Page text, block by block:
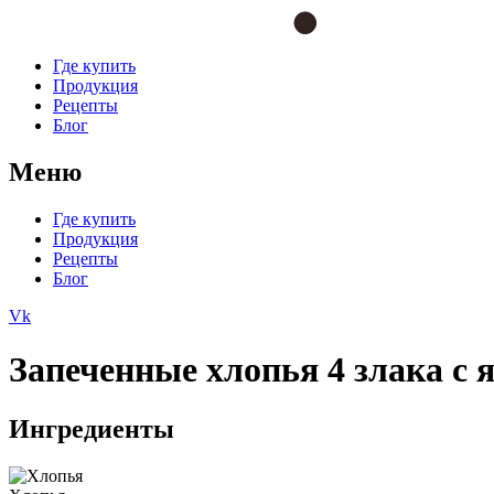
Где купить
Продукция
Рецепты
Блог
Меню
Где купить
Продукция
Рецепты
Блог
Vk
Запеченные хлопья 4 злака с
Ингредиенты